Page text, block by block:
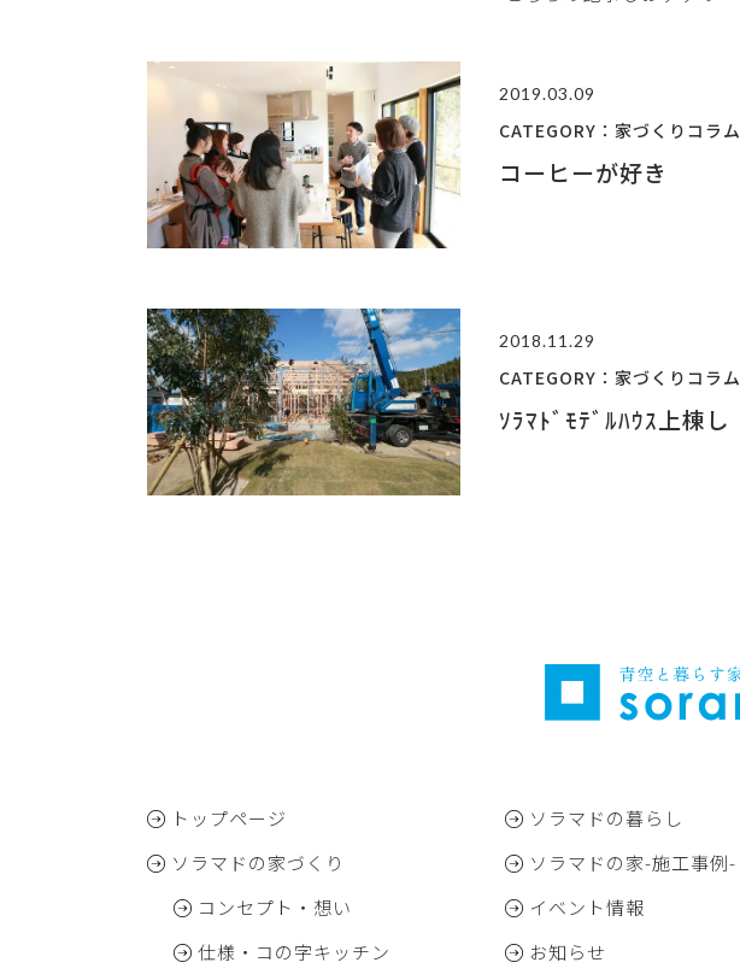
2019.03.09
CATEGORY：家づくりコラム
コーヒーが好き
2018.11.29
CATEGORY：家づくりコラム
ｿﾗﾏﾄﾞﾓﾃﾞﾙﾊｳｽ上棟し
トップページ
ソラマドの家づくり
コンセプト・想い
仕様・コの字キッチン
ソラマドの暮らし
ソラマドの家-施工事例-
イベント情報
お知らせ